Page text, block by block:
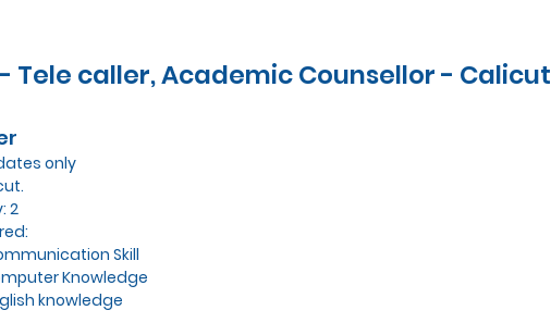
Tele caller, Academic Counsellor - Calicut
only
2
Skill
Knowledge
knowledge